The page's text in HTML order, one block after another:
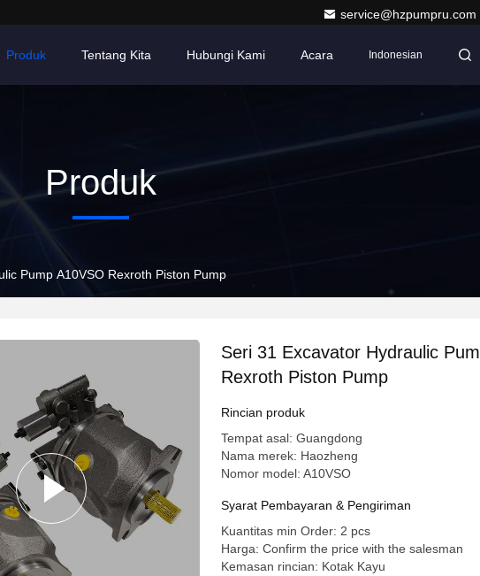
service@hzpumpru.com
Produk Tentang Kita Hubungi Kami Acara Indonesian
Produk
Pump A10VSO Rexroth Piston Pump
Seri 31 Excavator Hydraulic
Rexroth Piston Pump
Rincian produk
Tempat asal: Guangdong
Nama merek: Haozheng
Nomor model: A10VSO
Syarat Pembayaran & Pengiriman
Kuantitas min Order: 2 pcs
Harga: Confirm the price with the salesman
Kemasan rincian: Kotak Kayu